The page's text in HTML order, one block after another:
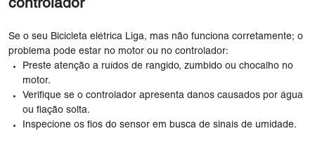
controlador
Se o seu Bicicleta elétrica Liga, mas não funciona corretamente; o
problema pode estar no motor ou no controlador:
Preste atenção a ruídos de rangido, zumbido ou chocalho no
motor.
Verifique se o controlador apresenta danos causados ​​por água
ou fiação solta.
Inspecione os fios do sensor em busca de sinais de umidade.